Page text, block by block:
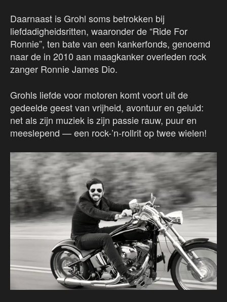
Daarnaast is Grohl soms betrokken bij
liefdadigheidsritten, waaronder de “Ride For
Ronnie”, ten bate van een kankerfonds, genoemd
naar de in 2010 aan maagkanker overleden rock
zanger Ronnie James Dio.
Grohls liefde voor motoren komt voort uit de
gedeelde geest van vrijheid, avontuur en geluid:
net als zijn muziek is zijn passie rauw, puur en
meeslepend — een rock-’n-rollrit op twee wielen!